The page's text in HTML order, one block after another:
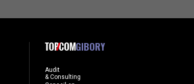
GIBORY
Audit
& Consulting